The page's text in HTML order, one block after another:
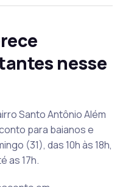
nesse
Santo Antônio Além
para baianos e
(31), das 10h às 18h,
as 17h.